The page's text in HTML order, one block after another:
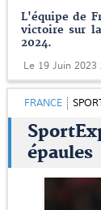
L'équipe de
victoire sur
2024.
Le 19 Juin 2023
FRANCE
épaules